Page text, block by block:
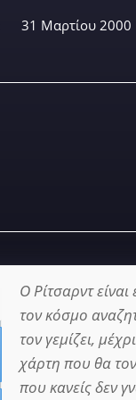
31 Μαρτίου 2000
Ο Ρίτσαρντ
τον κόσμο
τον γεμίζει,
χάρτη που θα
που κανείς δεν